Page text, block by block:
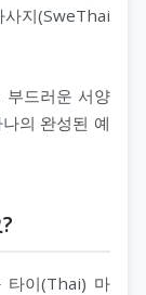
(SweThai
부드러운 서양
의 완성된 예
타이(Thai) 마